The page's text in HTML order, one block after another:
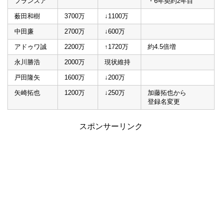
薮田和樹 3700万 ↓1100万
中田廉 2700万 ↓600万
アドゥワ誠 2200万 ↑1720万 約4.5倍増
永川勝浩 2000万 現状維持
戸田隆矢 1600万 ↓200万
矢崎拓也 1200万 ↓250万
加藤拓也から
登録名変更
スポンサーリンク